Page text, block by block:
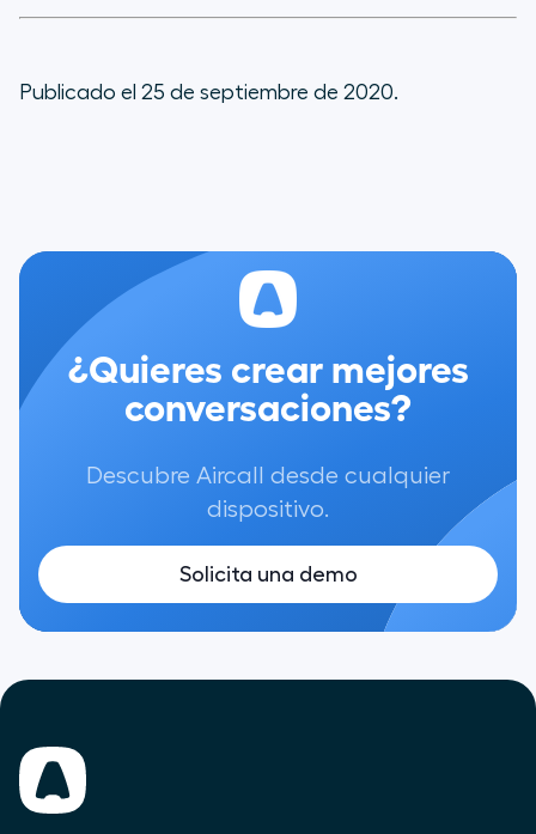
Publicado el 25 de septiembre de 2020.
¿Quieres crear mejores
conversaciones?
Descubre Aircall desde cualquier
dispositivo.
Solicita una demo